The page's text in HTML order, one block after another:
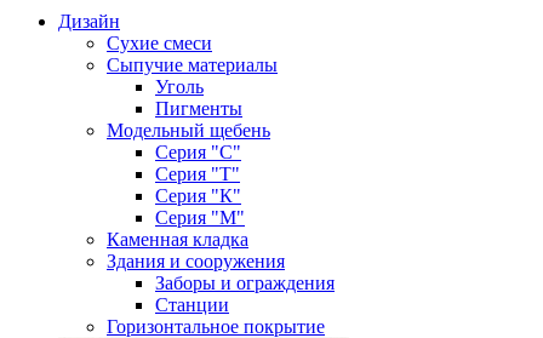
Дизайн
Сухие смеси
Сыпучие материалы
Уголь
Пигменты
Модельный щебень
Серия "С"
Серия "Т"
Серия "К"
Серия "М"
Каменная кладка
Здания и сооружения
Заборы и ограждения
Станции
Горизонтальное покрытие